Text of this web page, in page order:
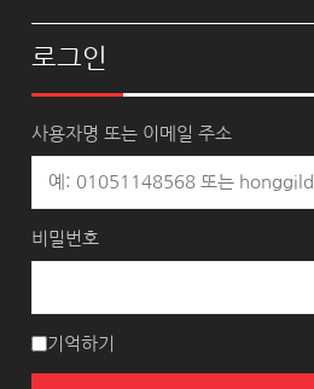
로그인
사용자명 또는 이메일 주소
비밀번호
기억하기